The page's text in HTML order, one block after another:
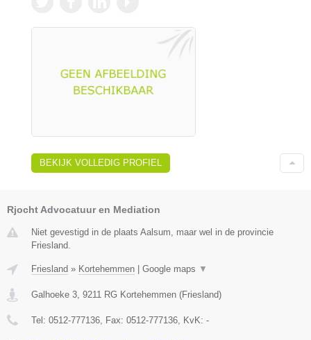
BEKIJK VOLLEDIG PROFIEL
Rjocht Advocatuur en Mediation
Niet gevestigd in de plaats Aalsum, maar wel in de provincie
Friesland.
Friesland » Kortehemmen Google maps ▼
Galhoeke 3, 9211 RG Kortehemmen (Friesland)
Tel: 0512-777136, Fax: 0512-777136, KvK: -